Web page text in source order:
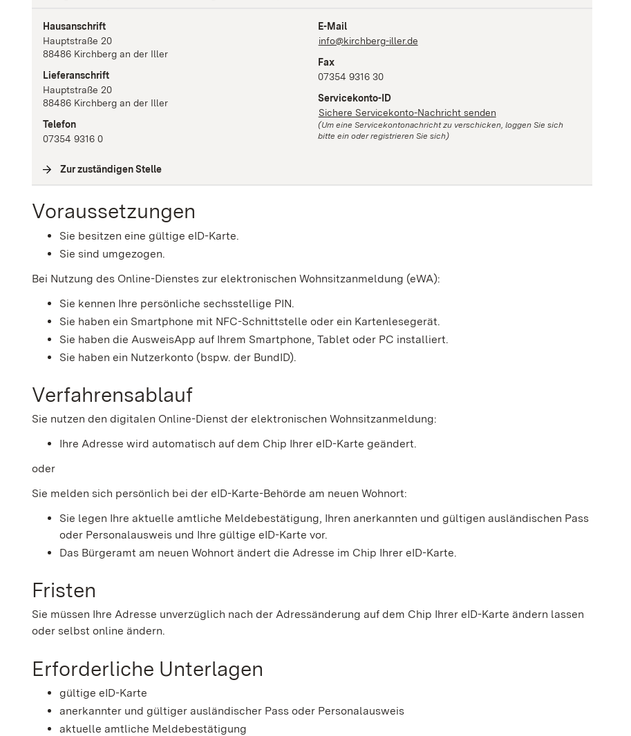
Hausanschrift
Hauptstraße 20
88486 Kirchberg an der Iller
Lieferanschrift
Hauptstraße 20
88486 Kirchberg an der Iller
Telefon
07354 9316 0
E-Mail
info@kirchberg-iller.de
Fax
07354 9316 30
Servicekonto-ID
Sichere Servicekonto-Nachricht senden
(Um eine Servicekontonachricht zu verschicken, loggen Sie sich
bitte ein oder registrieren Sie sich)
Zur zuständigen Stelle
Voraussetzungen
Sie besitzen eine gültige eID-Karte.
Sie sind umgezogen.
Bei Nutzung des Online-Dienstes zur elektronischen Wohnsitzanmeldung (eWA):
Sie kennen Ihre persönliche sechsstellige PIN.
Sie haben ein Smartphone mit NFC-Schnittstelle oder ein Kartenlesegerät.
Sie haben die AusweisApp auf Ihrem Smartphone, Tablet oder PC installiert.
Sie haben ein Nutzerkonto (bspw. der BundID)
Verfahrensablauf
Sie nutzen den digitalen Online-Dienst der elektronischen Wohnsitzanmeldung:
Ihre Adresse wird automatisch auf dem Chip Ihrer eID-Karte geändert.
oder
Sie melden sich persönlich bei der eID-Karte-Behörde am neuen Wohnort:
Sie legen Ihre aktuelle amtliche Meldebestätigung, Ihrenanerkannten und gültigen ausländischen Pass
oder Personalausweis und Ihre gültige eID-Karte vor.
Das Bürgeramt am neuen Wohnort ändert die Adresse im Chip Ihrer eID-Karte.
Fristen
Sie müssen Ihre Adresse unverzüglich nach der Adressänderung auf dem Chip Ihrer eID-Karte ändern lassen
oder selbst online ändern.
Erforderliche Unterlagen
gültige eID-Karte
anerkannter und gültiger ausländischer Pass oder Personalausweis
aktuelle amtliche Meldebestätigung